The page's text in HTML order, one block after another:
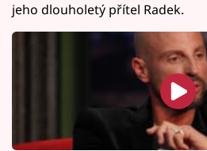
jeho dlouholetý přítel Radek.